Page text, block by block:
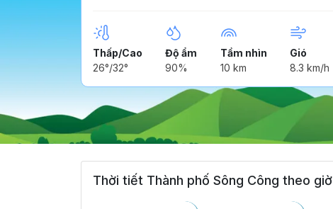
Thấp/Cao
26°/32°
Độ ẩm
90%
Tầm nhìn
10 km
Gió
8.3 km/h
Thời tiết Thành phố Sông Công theo giờ